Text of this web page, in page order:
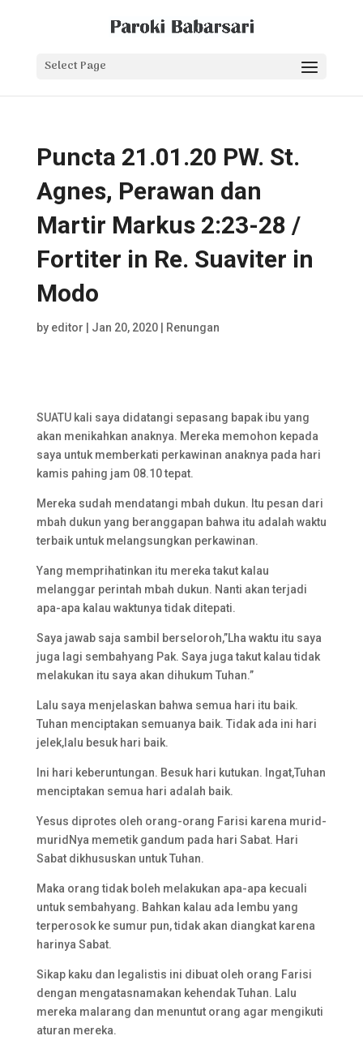
Select Page
Puncta 21.01.20 PW. St.
Agnes, Perawan dan
Martir Markus 2:23-28 /
Fortiter in Re. Suaviter in
Modo
by editor Jan 20, 2020| Renungan
SUATU kali saya didatangi sepasang bapak ibu yang
akan menikahkan anaknya. Mereka memohon kepada
saya untuk memberkati perkawinan anaknya pada hari
kamis pahing jam 08.10 tepat.
Mereka sudah mendatangi mbah dukun. Itu pesan dari
mbah dukun yang beranggapan bahwa itu adalah waktu
terbaik untuk melangsungkan perkawinan.
Yang memprihatinkan itu mereka takut kalau
melanggar perintah mbah dukun. Nanti akan terjadi
apa-apa kalau waktunya tidak ditepati.
Saya jawab saja sambil berseloroh,”Lha waktu itu saya
juga lagi sembahyang Pak. Saya juga takut kalau tidak
melakukan itu saya akan dihukum Tuhan.”
Lalu saya menjelaskan bahwa semua hari itu baik.
Tuhan menciptakan semuanya baik. Tidak ada ini hari
jelek,lalu besuk hari baik.
Ini hari keberuntungan. Besuk hari kutukan. Ingat,Tuhan
menciptakan semua hari adalah baik.
Yesus diprotes oleh orang-orang Farisi karena murid-
muridNya memetik gandum pada hari Sabat. Hari
Sabat dikhususkan untuk Tuhan.
Maka orang tidak boleh melakukan apa-apa kecuali
untuk sembahyang. Bahkan kalau ada lembu yang
terperosok ke sumur pun, tidak akan diangkat karena
harinya Sabat.
Sikap kaku dan legalistis ini dibuat oleh orang Farisi
dengan mengatasnamakan kehendak Tuhan. Lalu
mereka malarang dan menuntut orang agar mengikuti
aturan mereka.